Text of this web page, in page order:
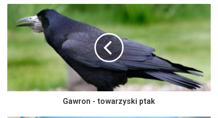
Gawron - towarzyski ptak